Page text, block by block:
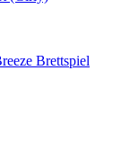
Brettspiel